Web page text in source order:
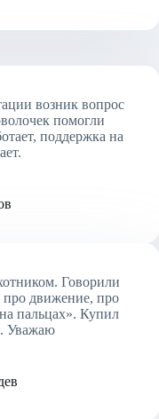
возник вопрос
помогли
поддержка на
Говорили
движение, про
пальцах». Купил
Уважаю